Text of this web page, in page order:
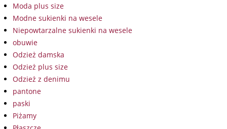
Moda plus size
Modne sukienki na wesele
Niepowtarzalne sukienki na wesele
obuwie
Odzież damska
Odzież plus size
Odzież z denimu
pantone
paski
Piżamy